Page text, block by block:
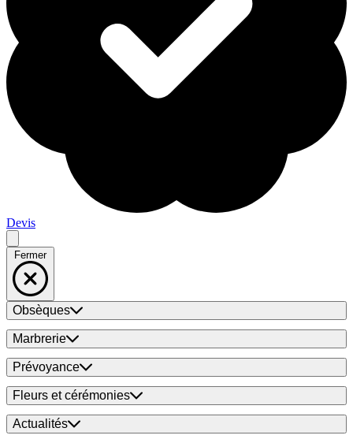
Devis
Fermer
Obsèques
Marbrerie
Prévoyance
Fleurs et cérémonies
Actualités